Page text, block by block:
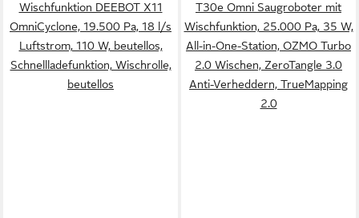
Wischfunktion DEEBOT X11
OmniCyclone, 19.500 Pa, 18 l/s
Luftstrom, 110 W, beutellos,
Schnellladefunktion, Wischrolle,
beutellos
T30e Omni Saugroboter mit
Wischfunktion, 25.000 Pa, 35 W,
All-in-One-Station, OZMO Turbo
2.0 Wischen, ZeroTangle 3.0
Anti-Verheddern, TrueMapping
2.0